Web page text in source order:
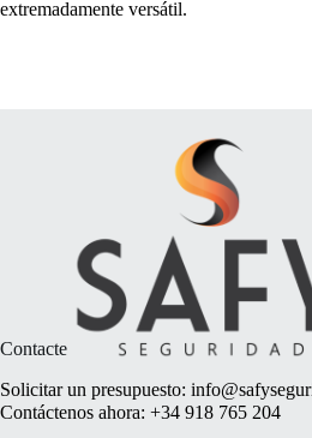
extremadamente versátil.
Contacte
Solicitar un presupuesto:
Contáctenos ahora: +34 918 765 204